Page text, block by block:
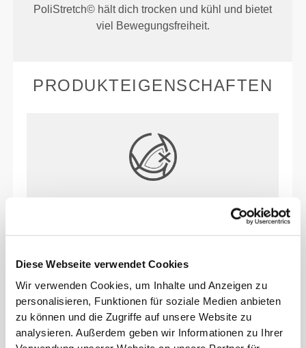
Diese Webseite verwendet Cookies
Wir verwenden Cookies, um Inhalte und Anzeigen zu
personalisieren, Funktionen für soziale Medien anbieten
zu können und die Zugriffe auf unsere Website zu
analysieren. Außerdem geben wir Informationen zu Ihrer
PoliStretch© hält dich trocken und kühl und bietet
viel Bewegungsfreiheit.
PRODUKTEIGENSCHAFTEN
OHNE ÖFFNUNGEN FÜR GEPOLSTERTE
UNSER ETIKETT IST DEIN
KOMFORT.